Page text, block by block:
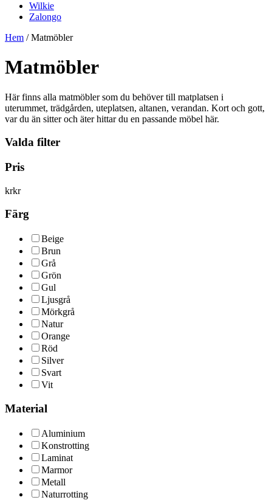
Wilkie
Zalongo
Hem / Matmöbler
Matmöbler
Här finns alla matmöbler som du behöver till matplatsen i
uterummet, trädgården, uteplatsen, altanen, verandan. Kort och gott,
var du än sitter och äter hittar du en passande möbel här.
Valda filter
Pris
krkr
Färg
Beige
Brun
Grå
Grön
Gul
Ljusgrå
Mörkgrå
Natur
Orange
Röd
Silver
Svart
Vit
Material
Aluminium
Konstrotting
Laminat
Marmor
Metall
Naturrotting